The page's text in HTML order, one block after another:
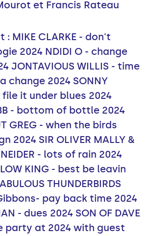
et Francis Rateau
: MIKE CLARKE - don't
2024 NDIDI O - change
JONTAVIOUS WILLIS - time
change 2024 SONNY
file it under blues 2024
- bottom of bottle 2024
GREG - when the birds
2024 SIR OLIVER MALLY &
- lots of rain 2024
KING - best be leavin
THUNDERBIRDS
pay back time 2024
- dues 2024 SON OF DAVE
party at 2024 with guest